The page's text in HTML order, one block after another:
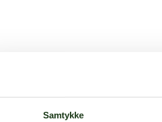
Samtykke
Der opstod en intern